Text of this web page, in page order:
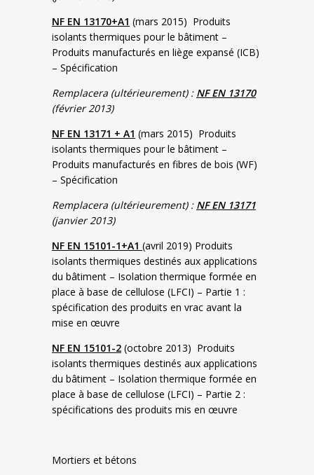
NF EN 13170+A1 (mars 2015) Produits
isolants thermiques pour le bâtiment –
Produits manufacturés en liège expansé (ICB)
– Spécification
Remplacera (ultérieurement) : NF EN 13170
(février 2013)
NF EN 13171 + A1 (mars 2015) Produits
isolants thermiques pour le bâtiment –
Produits manufacturés en fibres de bois (WF)
– Spécification
Remplacera (ultérieurement) : NF EN 13171
(janvier 2013)
NF EN 15101-1+A1 (avril 2019) Produits
isolants thermiques destinés aux applications
du bâtiment – Isolation thermique formée en
place à base de cellulose (LFCI) – Partie 1 :
spécification des produits en vrac avant la
mise en œuvre
NF EN 15101-2 (octobre 2013) Produits
isolants thermiques destinés aux applications
du bâtiment – Isolation thermique formée en
place à base de cellulose (LFCI) – Partie 2 :
spécifications des produits mis en œuvre
Mortiers et bétons